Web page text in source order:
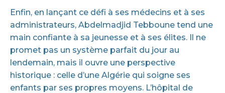
Enfin, en lançant ce défi à ses médecins et à ses
administrateurs, Abdelmadjid Tebboune tend une
main confiante à sa jeunesse et à ses élites. Il ne
promet pas un système parfait du jour au
lendemain, mais il ouvre une perspective
historique : celle d’une Algérie qui soigne ses
enfants par ses propres moyens. L’hôpital de